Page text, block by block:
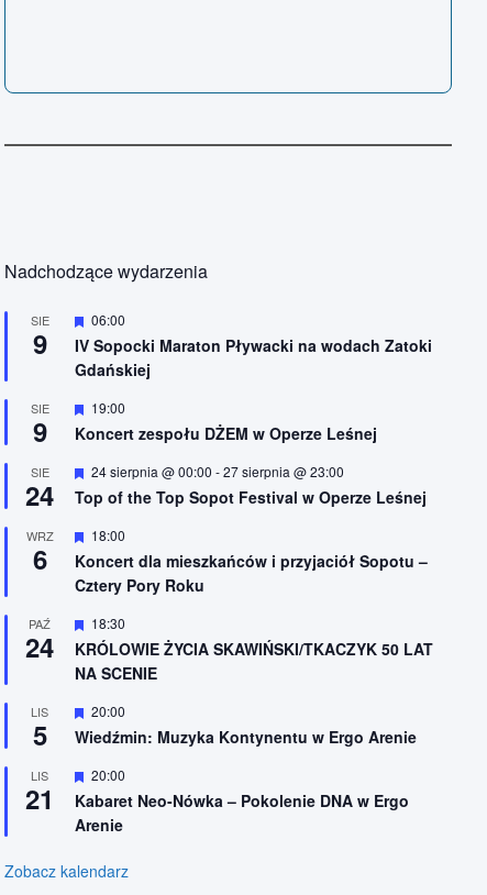
Nadchodzące wydarzenia
SIE
9
W
y
r
ó
n
o
e
06:00
IV Sopocki Maraton Pływacki na wodach Zatoki
Gdańskiej
SIE
9
W
r
ż
n
i
o
n
e
19:00
Koncert zespołu DŻEM w Operze Leśnej
SIE
24
W
r
ż
n
o
e
24 sierpnia @ 00:00 -27 sierpnia @ 23:00
Top of the Top Sopot Festival w Operze Leśnej
WRZ
6
W
r
ó
n
i
o
n
18:00
Koncert dla mieszkańców i przyjaciół Sopotu –
Cztery Pory Roku
PAŹ
24
W
y
r
ó
n
i
o
e
18:30
KRÓLOWIE ŻYCIA SKAWIŃSKI/TKACZYK 50 LAT
NA SCENIE
LIS
5
W
y
r
ż
n
o
e
20:00
Wiedźmin: Muzyka Kontynentu w Ergo Arenie
LIS
21
W
y
r
ó
i
20:00
Kabaret Neo-Nówka – Pokolenie DNA w Ergo
Arenie
Zobacz kalendarz